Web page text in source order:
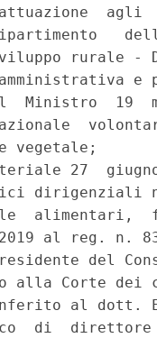
rurale -
e
Ministro  19
vegetale;
27
dirigenziali
alimentari,
al reg. n.
del
alla Corte dei
al dott.
di  direttore